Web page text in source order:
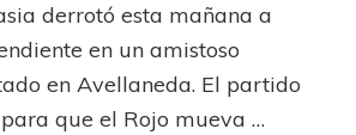
derrotó esta mañana a
en un amistoso
en Avellaneda. El partido
que el Rojo mueva …